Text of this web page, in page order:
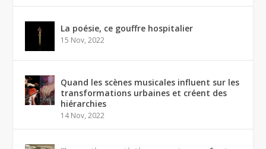
La poésie, ce gouffre hospitalier
15 Nov, 2022
Quand les scènes musicales influent sur les
transformations urbaines et créent des
hiérarchies
14 Nov, 2022